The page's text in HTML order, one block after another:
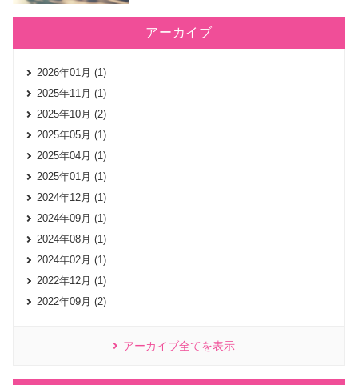
アーカイブ
2026年01月 (1)
2025年11月 (1)
2025年10月 (2)
2025年05月 (1)
2025年04月 (1)
2025年01月 (1)
2024年12月 (1)
2024年09月 (1)
2024年08月 (1)
2024年02月 (1)
2022年12月 (1)
2022年09月 (2)
アーカイブ全てを表示